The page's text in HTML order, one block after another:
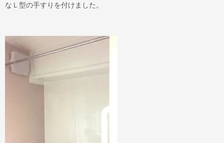
なＬ型の手すりを付けました。